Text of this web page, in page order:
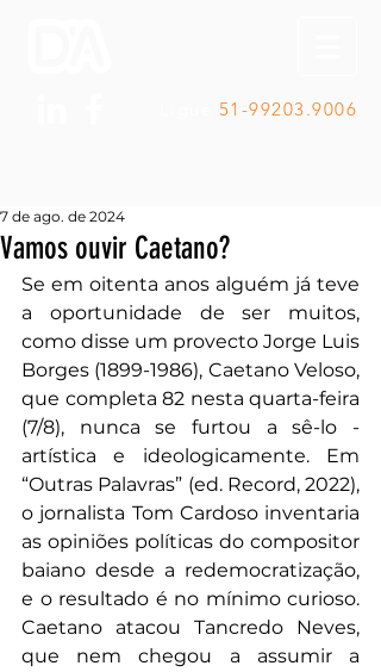
51-99203.9006
Vamos ouvir Caetano?
7 de ago. de 2024
Se em oitenta anos alguém já teve
a oportunidade de ser muitos,
como disse um provecto Jorge Luis
Borges (1899-1986), Caetano Veloso,
que completa 82 nesta quarta-feira
(7/8), nunca se furtou a sê-lo -
artística e ideologicamente. Em
“Outras Palavras” (ed. Record, 2022),
o jornalista Tom Cardoso inventaria
as opiniões políticas do compositor
baiano desde a redemocratização,
e o resultado é no mínimo curioso.
Caetano atacou Tancredo Neves,
que nem chegou a assumir a